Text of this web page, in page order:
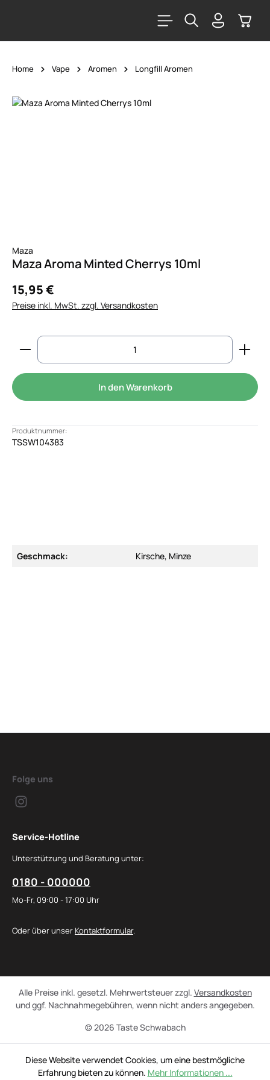
Home Vape Aromen Longfill Aromen
Bildergalerie überspringen
Maza
Maza Aroma Minted Cherrys 10ml
15,95 €
Preise inkl. MwSt. zzgl. Versandkosten
Produkt Anzahl: Gib den gewünschten Wert
In den Warenkorb
Produktnummer:
TSSW104383
Geschmack: Kirsche, Minze
Folge uns
Service-Hotline
Unterstützung und Beratung unter:
0180 - 000000
Mo-Fr, 09:00 - 17:00 Uhr
Oder über unser Kontaktformular.
© 2026 Taste Schwabach
Alle Preise inkl. gesetzl. Mehrwertsteuer zzgl. Versandkosten
und ggf. Nachnahmegebühren, wenn nicht anders angegeben.
Diese Website verwendet Cookies, um eine bestmögliche
Erfahrung bieten zu können. Mehr Informationen ...